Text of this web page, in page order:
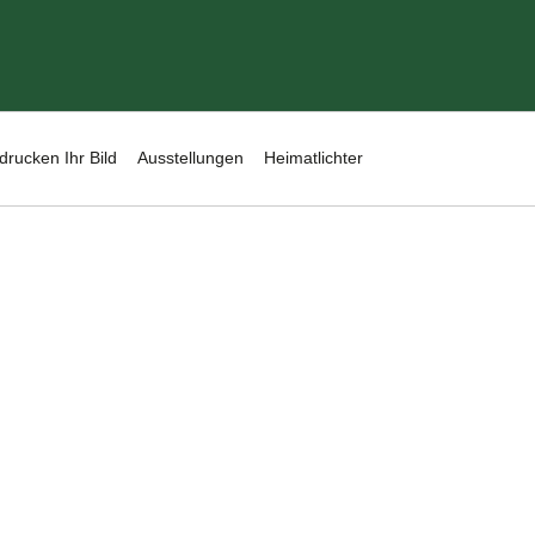
Ihr Bild Ausstellungen Heimatlichter